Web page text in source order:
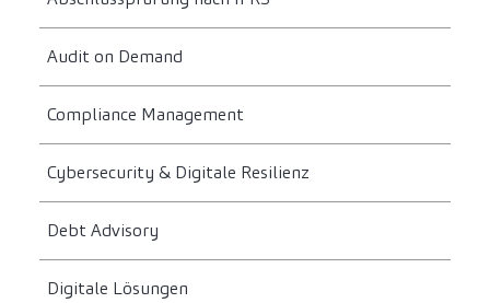
Audit on Demand
Compliance Management
Cybersecurity & Digitale Resilienz
Debt Advisory
Digitale Lösungen